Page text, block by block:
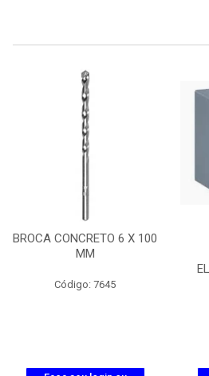
BROCA CONCRETO 6 X 100
MM
Código: 7645